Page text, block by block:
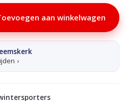
aan winkelwagen
›